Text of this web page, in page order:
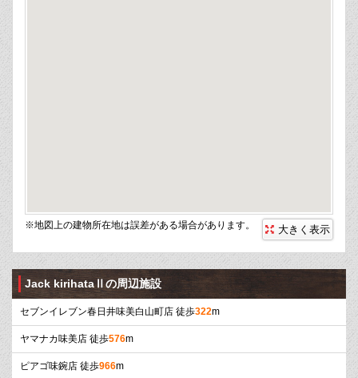
※地図上の建物所在地は誤差がある場合があります。 大きく表示
Jack kirihataⅡの周辺施設
セブンイレブン春日井味美白山町店 徒歩322m
ヤマナカ味美店 徒歩576m
ピアゴ味鋺店 徒歩966m